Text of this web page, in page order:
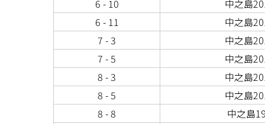
6 - 10
中之島
6 - 11
中之島
7 - 3
中之島
7 - 5
中之島
8 - 3
中之島
8 - 5
中之島
8 - 8
中之島